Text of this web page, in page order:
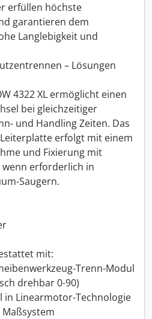
erfüllen höchste
garantieren dem
Langlebigkeit und
– Lösungen
4322 XL ermöglicht einen
bei gleichzeitiger
und Handling Zeiten. Das
erfolgt mit einem
und Fixierung mit
erforderlich in
Saugern.
mit:
Trenn-Modul
drehbar 0-90)
in Linearmotor-Technologie